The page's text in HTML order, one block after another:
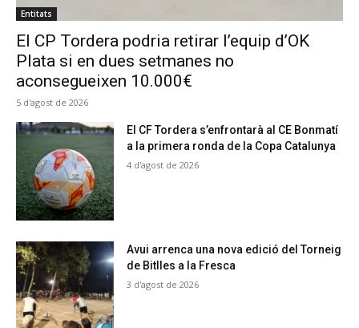
Entitats
El CP Tordera podria retirar l’equip d’OK
Plata si en dues setmanes no
aconsegueixen 10.000€
5 d'agost de 2026
El CF Tordera s’enfrontarà al CE Bonmatí
a la primera ronda de la Copa Catalunya
4 d'agost de 2026
Avui arrenca una nova edició del Torneig
de Bitlles a la Fresca
3 d'agost de 2026